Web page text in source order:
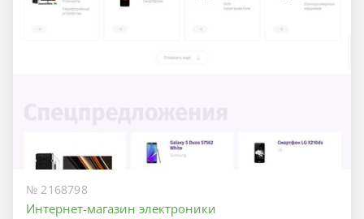
№ 2168798
Интернет-магазин электроники